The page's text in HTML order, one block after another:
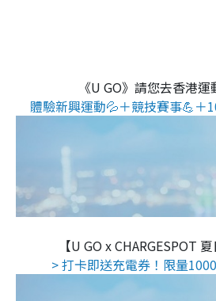
《U GO》請您去香港運
體驗新興運動💦＋競技賽事💪＋
【U GO x CHARGESPOT 夏
> 打卡即送充電券！限量